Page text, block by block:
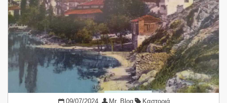
09/07/2024 Mr. Blog Καστοριά